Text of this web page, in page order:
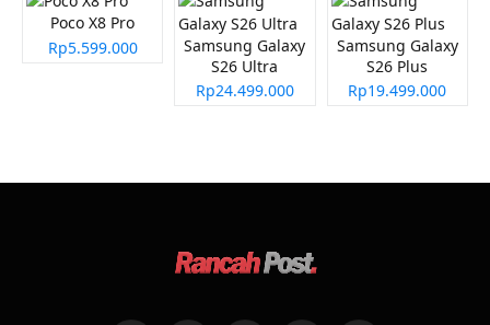
Poco X8 Pro
Rp5.599.000
Samsung Galaxy
S26 Ultra
Rp24.499.000
Samsung Galaxy
S26 Plus
Rp19.499.000